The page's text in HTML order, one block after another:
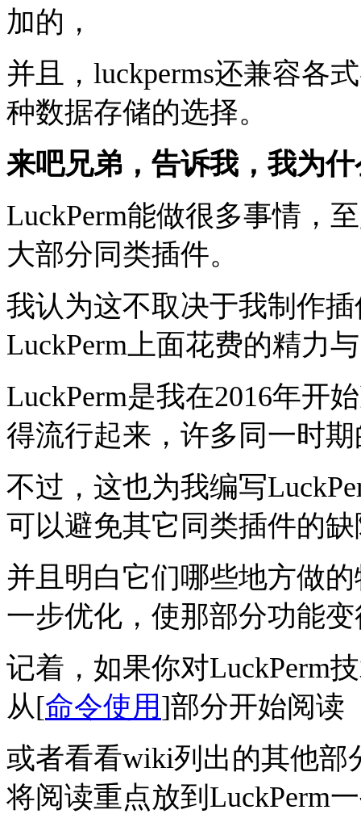
加的，
并且，luckperms还兼容各
种数据存储的选择。
来吧兄弟，告诉我，我为
LuckPerm能做很多事情，
大部分同类插件。
我认为这不取决于我制作
LuckPerm上面花费的精力
LuckPerm是我在2016年开
得流行起来，许多同一时
不过，这也为我编写
可以避免其它同类插件的
并且明白它们哪些地方做
一步优化，使那部分功能
记着，如果你对LuckPerm
从[命令使用]部分开始阅读
或者看看wiki列出的其他部
将阅读重点放到LuckPerm